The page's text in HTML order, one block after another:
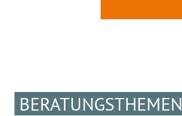
BERATUNGSTHEMEN